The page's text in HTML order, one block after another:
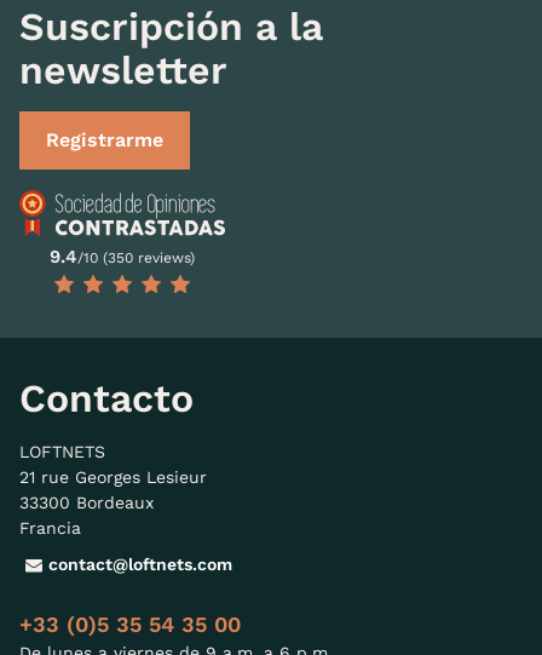
Suscripción a la
newsletter
Registrarme
9.4/10 (350 reviews)
Contacto
LOFTNETS
21 rue Georges Lesieur
33300 Bordeaux
Francia
contact@loftnets.com
+33 (0)5 35 54 35 00